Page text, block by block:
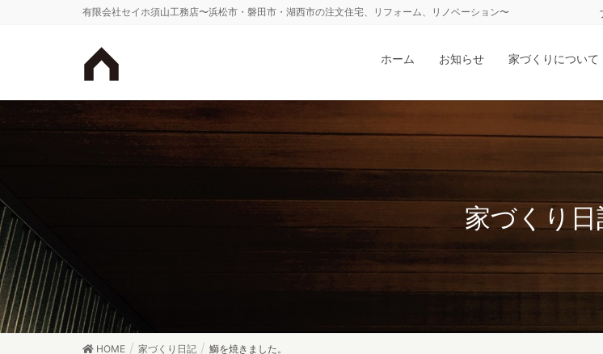
有限会社セイホ須山工務店〜浜松市・磐田市・湖西市の注文住宅、リフォーム、リノベーション〜
ホーム お知らせ 家づくりについて
家づくり日
HOME 家づくり日記 鰤を焼きました。